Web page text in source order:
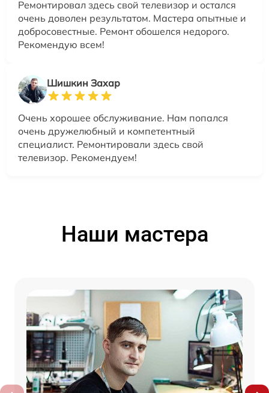
Ремонтировал здесь свой телевизор и остался
очень доволен результатом. Мастера опытные и
добросовестные. Ремонт обошелся недорого.
Рекомендую всем!
Шишкин Захар
Очень хорошее обслуживание. Нам попался
очень дружелюбный и компетентный
специалист. Ремонтировали здесь свой
телевизор. Рекомендуем!
Наши мастера